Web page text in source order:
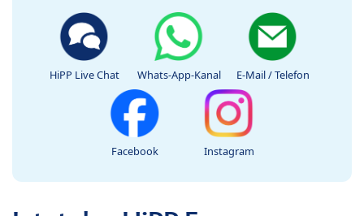
HiPP Live Chat Whats-App-Kanal E-Mail / Telefon
Facebook Instagram